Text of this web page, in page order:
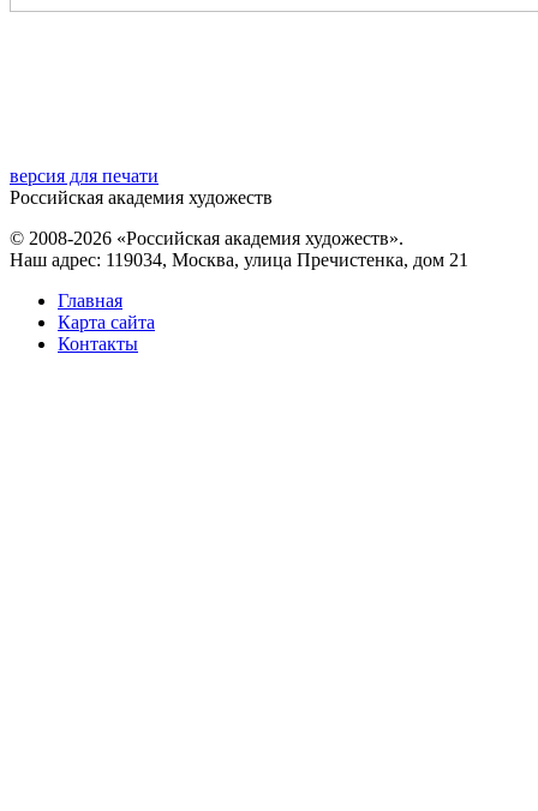
версия для печати
Российская академия художеств
© 2008-2026 «Российская академия художеств».
Наш адрес: 119034, Москва, улица Пречистенка, дом 21
Главная
Карта сайта
Контакты